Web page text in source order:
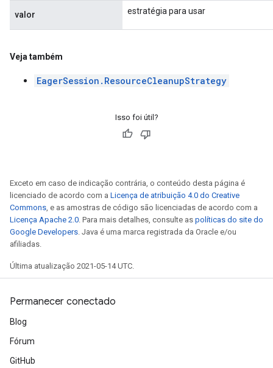
valor estratégia para usar
Veja também
EagerSession.ResourceCleanupStrategy
Isso foi útil?
Exceto em caso de indicação contrária, o conteúdo desta página é
licenciado de acordo com a Licença de atribuição 4.0 do Creative
Commons , e as amostras de código são licenciadas de acordo com a
Licença Apache 2.0 . Para mais detalhes, consulte as políticas do site do
Google Developers . Java é uma marca registrada da Oracle e/ou
afiliadas.
Última atualização 2021-05-14 UTC.
Permanecer conectado
Blog
Fórum
GitHub